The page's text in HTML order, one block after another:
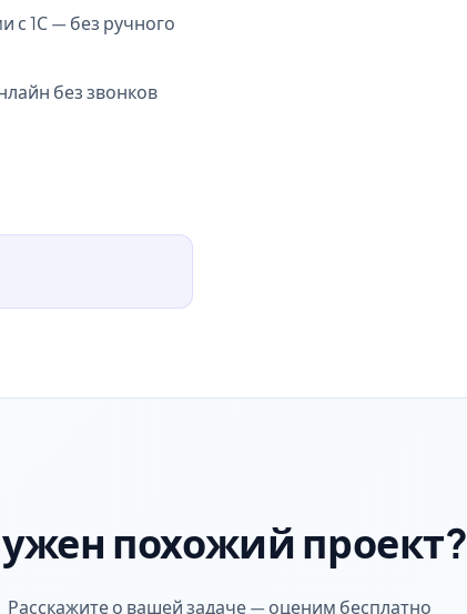
с 1С — без ручного
без звонков
похожий проект?
Расскажите о вашей задаче — оценим бесплатно